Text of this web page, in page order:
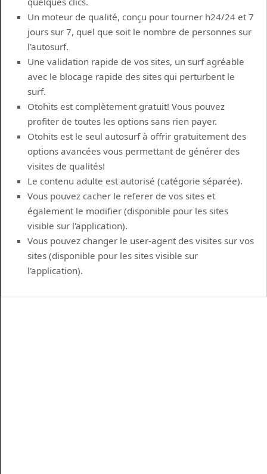
Un moteur de qualité, conçu pour tourner h24/24 et 7
jours sur 7, quel que soit le nombre de personnes sur
l'autosurf.
Une validation rapide de vos sites, un surf agréable
avec le blocage rapide des sites qui perturbent le
surf.
Otohits est complètement gratuit! Vous pouvez
profiter de toutes les options sans rien payer.
Otohits est le seul autosurf à offrir gratuitement des
options avancées vous permettant de générer des
visites de qualités!
Le contenu adulte est autorisé (catégorie séparée).
Vous pouvez cacher le referer de vos sites et
également le modifier (disponible pour les sites
visible sur l'application).
Vous pouvez changer le user-agent des visites sur vos
sites (disponible pour les sites visible sur
l'application).